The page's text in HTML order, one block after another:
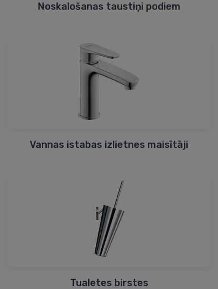
Noskalošanas taustiņi podiem
Vannas istabas izlietnes maisītāji
Tualetes birstes